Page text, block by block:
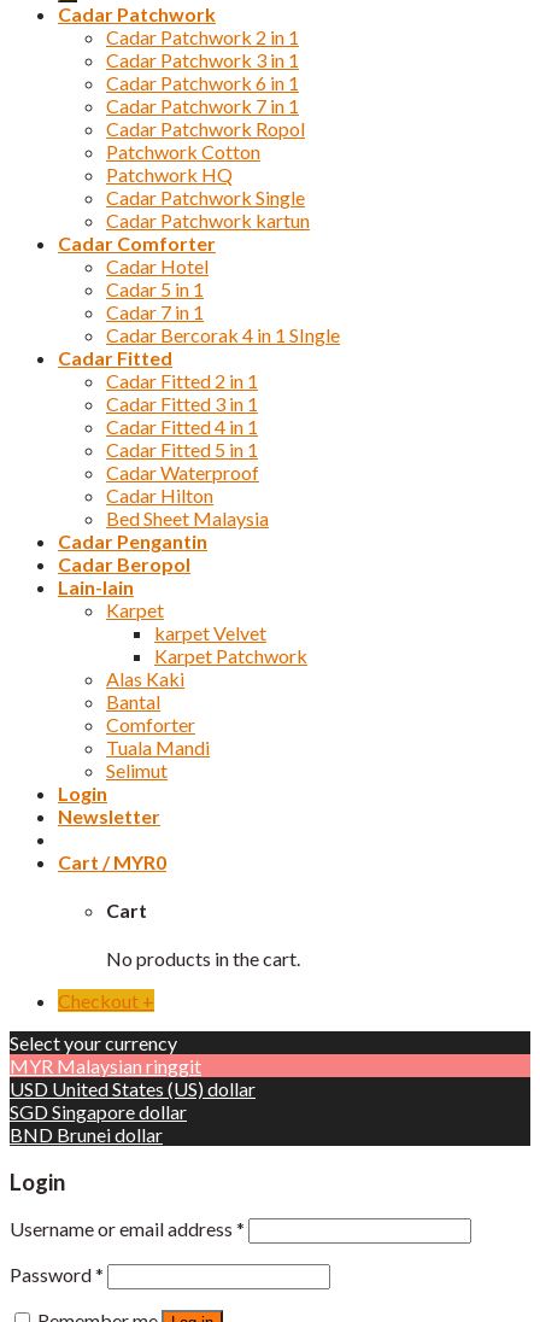
Cadar Patchwork
Cadar Patchwork 2 in 1
Cadar Patchwork 3 in 1
Cadar Patchwork 6 in 1
Cadar Patchwork 7 in 1
Cadar Patchwork Ropol
Patchwork Cotton
Patchwork HQ
Cadar Patchwork Single
Cadar Patchwork kartun
Cadar Comforter
Cadar Hotel
Cadar 5 in 1
Cadar 7 in 1
Cadar Bercorak 4 in 1 SIngle
Cadar Fitted
Cadar Fitted 2 in 1
Cadar Fitted 3 in 1
Cadar Fitted 4 in 1
Cadar Fitted 5 in 1
Cadar Waterproof
Cadar Hilton
Bed Sheet Malaysia
Cadar Pengantin
Cadar Beropol
Lain-lain
Karpet
karpet Velvet
Karpet Patchwork
Alas Kaki
Bantal
Comforter
Tuala Mandi
Selimut
Login
Newsletter
Cart /MYR0
Cart
No products in the cart.
Checkout +
Select your currency
MYR Malaysian ringgit
USD United States (US) dollar
SGDSingapore dollar
BND Brunei dollar
Login
Username or email address *
Password*